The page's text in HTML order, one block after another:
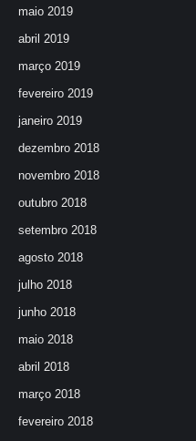
maio 2019
abril 2019
março 2019
fevereiro 2019
janeiro 2019
dezembro 2018
novembro 2018
outubro 2018
setembro 2018
agosto 2018
julho 2018
junho 2018
maio 2018
abril 2018
março 2018
fevereiro 2018